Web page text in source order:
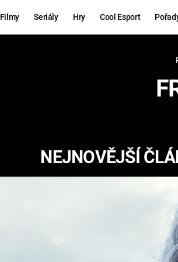
Filmy Seriály Hry Cool Esport
RYCHLE A
ZBĚSILE 10
NEJNOVĚJŠÍ